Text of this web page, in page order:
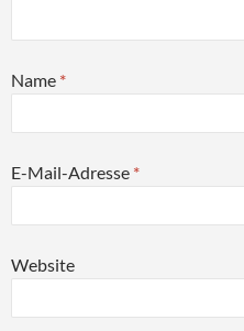
Name *
E-Mail-Adresse *
Website